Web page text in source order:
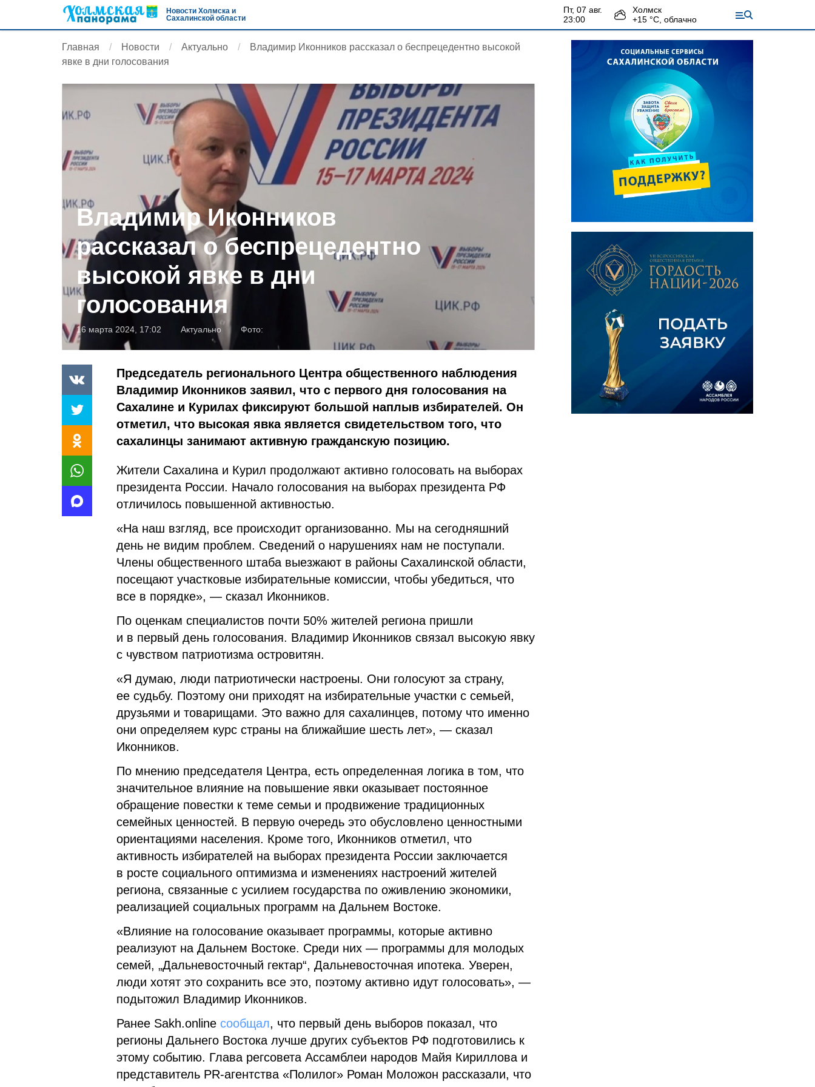
Новости Холмска и
Сахалинской области
пт, 07 авг.
23:00
Холмск
+15 °С, облачно
Главная Новости Актуально
Владимир Иконников рассказал о беспрецедентно высокой
явке в дни голосования
Владимир Иконников
рассказал о беспрецедентно
высокой явке в дни
голосования
16 марта 2024, 17:02 Актуально Фото:
Председатель регионального Центра общественного наблюдения
Владимир Иконников заявил, что с первого дня голосования на
Сахалине и Курилах фиксируют большой наплыв избирателей. Он
отметил, что высокая явка является свидетельством того, что
сахалинцы занимают активную гражданскую позицию.
Жители Сахалина и Курил продолжают активно голосовать на выборах
президента России. Начало голосования на выборах президента РФ
отличилось повышенной активностью.
«На наш взгляд, все происходит организованно. Мы на сегодняшний
день не видим проблем. Сведений о нарушениях нам не поступали.
Члены общественного штаба выезжают в районы Сахалинской области,
посещают участковые избирательные комиссии, чтобы убедиться, что
все в порядке», — сказал Иконников.
По оценкам специалистов почти 50% жителей региона пришли
и в первый день голосования. Владимир Иконников связал высокую явку
с чувством патриотизма островитян.
«Я думаю, люди патриотически настроены. Они голосуют за страну,
ее судьбу. Поэтому они приходят на избирательные участки с семьей,
друзьями и товарищами. Это важно для сахалинцев, потому что именно
они определяем курс страны на ближайшие шесть лет», — сказал
Иконников.
По мнению председателя Центра, есть определенная логика в том, что
значительное влияние на повышение явки оказывает постоянное
обращение повестки к теме семьи и продвижение традиционных
семейных ценностей. В первую очередь это обусловлено ценностными
ориентациями населения. Кроме того, Иконников отметил, что
активность избирателей на выборах президента России заключается
в росте социального оптимизма и изменениях настроений жителей
региона, связанные с усилием государства по оживлению экономики,
реализацией социальных программ на Дальнем Востоке.
«Влияние на голосование оказывает программы, которые активно
реализуют на Дальнем Востоке. Среди них — программы для молодых
семей, „Дальневосточный гектар“, Дальневосточная ипотека. Уверен,
люди хотят это сохранить все это, поэтому активно идут голосовать», —
подытожил Владимир Иконников.
Ранее Sakh.online сообщал, что первый день выборов показал, что
регионы Дальнего Востока лучше других субъектов РФ подготовились к
этому событию. Глава регсовета Ассамблеи народов Майя Кириллова и
представитель PR-агентства «Полилог» Роман Моложон рассказали, что